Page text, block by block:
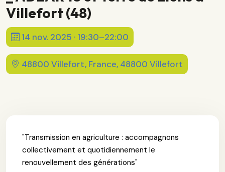
Villefort (48)
14 nov. 2025 · 19:30–22:00
48800 Villefort, France, 48800 Villefort
"Transmission en agriculture : accompagnons
collectivement et quotidiennement le
renouvellement des générations"